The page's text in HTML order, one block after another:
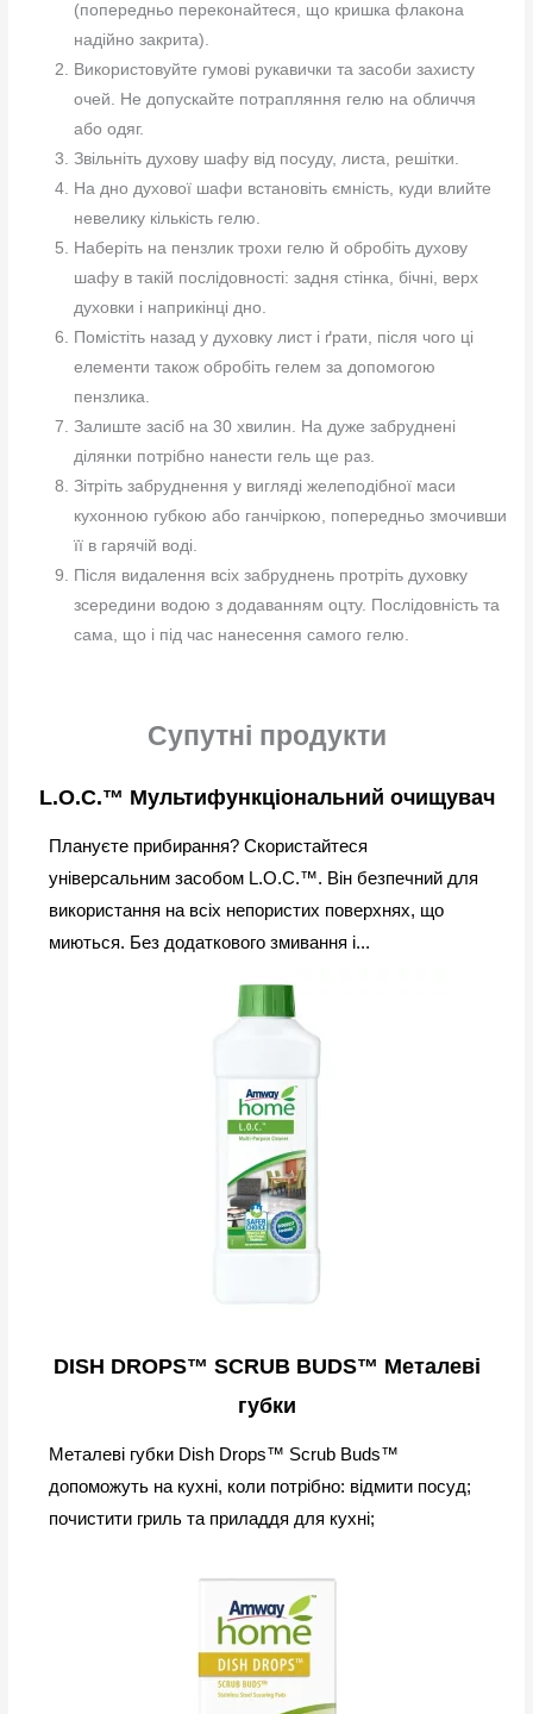
(попередньо переконайтеся, що кришка флакона
надійно закрита).
Використовуйте гумові рукавички та засоби захисту
очей. Не допускайте потрапляння гелю на обличчя
або одяг.
Звільніть духову шафу від посуду, листа, решітки.
На дно духової шафи встановіть ємність, куди влийте
невелику кількість гелю.
Наберіть на пензлик трохи гелю й обробіть духову
шафу в такій послідовності: задня стінка, бічні, верх
духовки і наприкінці дно.
Помістіть назад у духовку лист і ґрати, після чого ці
елементи також обробіть гелем за допомогою
пензлика.
Залиште засіб на 30 хвилин. На дуже забруднені
ділянки потрібно нанести гель ще раз.
Зітріть забруднення у вигляді желеподібної маси
кухонною губкою або ганчіркою, попередньо змочивши
її в гарячій воді.
Після видалення всіх забруднень протріть духовку
зсередини водою з додаванням оцту. Послідовність та
сама, що і під час нанесення самого гелю.
Супутні продукти
L.O.C.™ Мультифункціональний очищувач
Плануєте прибирання? Скористайтеся
універсальним засобом L.O.C.™. Він безпечний для
використання на всіх непористих поверхнях, що
миються. Без додаткового змивання і...
DISH DROPS™ SCRUB BUDS™ Металеві
губки
Металеві губки Dish Drops™ Scrub Buds™
допоможуть на кухні, коли потрібно: відмити посуд;
почистити гриль та приладдя для кухні;